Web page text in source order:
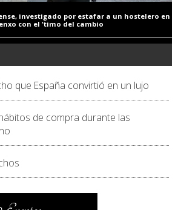
investigado por estafar a un hostelero en
con el 'timo del cambio
que España convirtió en un lujo
de compra durante las